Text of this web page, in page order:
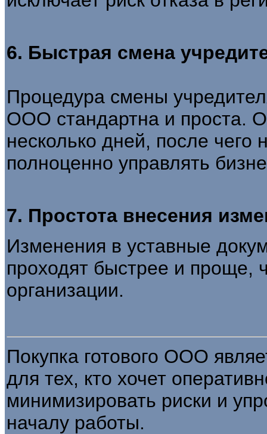
6. Быстрая смена
Процедура смены
ООО стандартна и проста.
несколько дней, после
полноценно управлять
7. Простота внесения
Изменения в уставные
проходят быстрее и проще,
организации.
Покупка готового ООО
для тех, кто хочет
минимизировать риски и
началу работы.